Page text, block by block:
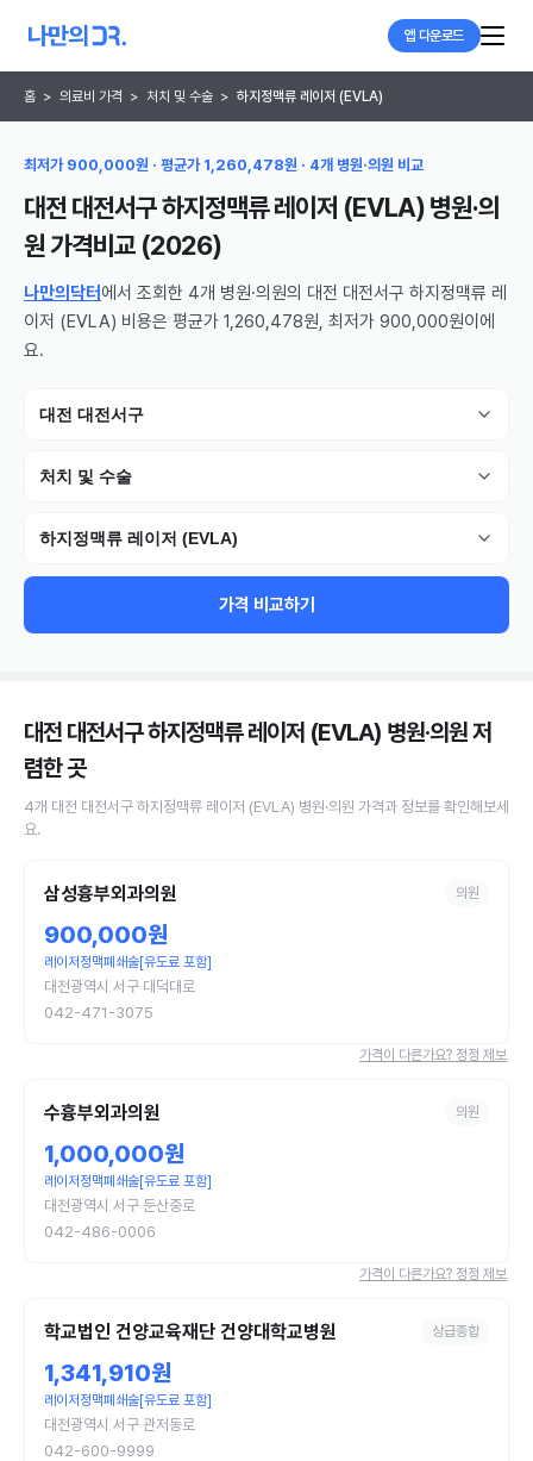
앱 다운로드
홈 > 의료비 가격 > 처치 및 수술 > 하지정맥류 레이저 (EVLA)
최저가 900,000원 · 평균가 1,260,478원 · 4개 병원·의원 비교
대전 대전서구 하지정맥류 레이저 (EVLA) 병원·의
원가격비교 (2026)
나만의닥터 에서 조회한 4개 병원·의원의 대전 대전서구 하지정맥류 레
이저 (EVLA) 비용은 평균가 1,260,478원, 최저가 900,000원이에
요.
대전 대전서구
처치 및 수술
하지정맥류 레이저 (EVLA)
가격 비교하기
대전 대전서구 하지정맥류 레이저 (EVLA) 병원·의원저
렴한 곳
4개 대전 대전서구 하지정맥류 레이저 (EVLA) 병원·의원 가격과 정보를 확인해보세
요.
삼성흉부외과의원 의원
900,000원
레이저정맥폐쇄술[유도료 포함]
대전광역시 서구 대덕대로
042-471-3075
가격이 다른가요? 정정 제보
수흉부외과의원 의원
1,000,000원
레이저정맥폐쇄술[유도료 포함]
대전광역시 서구 둔산중로
042-486-0006
가격이 다른가요? 정정 제보
학교법인 건양교육재단 건양대학교병원 상급종합
1,341,910원
레이저정맥폐쇄술[유도료 포함]
대전광역시 서구 관저동로
042-600-9999